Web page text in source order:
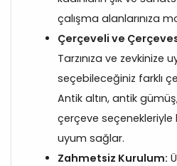
çalışma alanlarınıza
Çerçeveli ve
Tarzınıza ve zevkinize
seçebileceğiniz farklı
Antik altın, antik
çerçeve
uyum sağlar.
Zahmetsiz Kurulum: